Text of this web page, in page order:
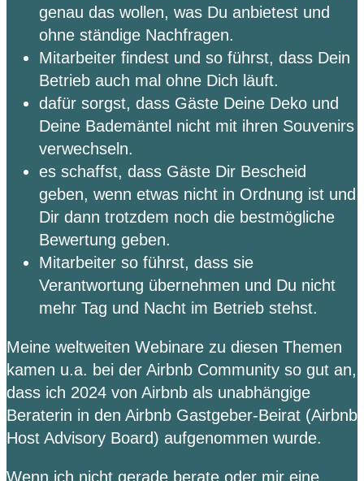
genau das wollen, was Du anbietest und
ohne ständige Nachfragen.
Mitarbeiter findest und so führst, dass Dein
Betrieb auch mal ohne Dich läuft.
dafür sorgst, dass Gäste Deine Deko und
Deine Bademäntel nicht mit ihren Souvenirs
verwechseln.
es schaffst, dass Gäste Dir Bescheid
geben, wenn etwas nicht in Ordnung ist und
Dir dann trotzdem noch die bestmögliche
Bewertung geben.
Mitarbeiter so führst, dass sie
Verantwortung übernehmen und Du nicht
mehr Tag und Nacht im Betrieb stehst.
Meine weltweiten Webinare zu diesen Themen
kamen u.a. bei der Airbnb Community so gut an,
dass ich 2024 von Airbnb als unabhängige
Beraterin in den Airbnb Gastgeber-Beirat (Airbnb
Host Advisory Board) aufgenommen wurde.
Wenn ich nicht gerade berate oder mir eine